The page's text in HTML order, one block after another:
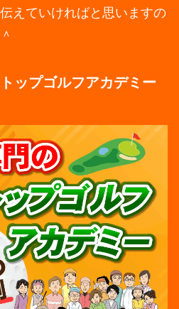
えていければと思いますの
ップゴルフアカデミー